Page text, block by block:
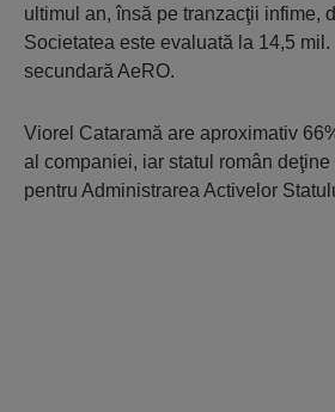
ultimul an, însă pe tranzacţii infime,
Societatea este evaluată la 14,5
secundară AeRO.
Viorel Cataramă are aproximativ
al companiei, iar statul român
pentru Administrarea Activelor